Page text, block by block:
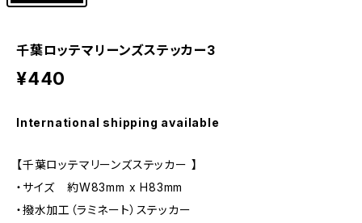
千葉ロッテマリーンズステッカー3
¥440
International shipping available
【千葉ロッテマリーンズステッカー 】
・サイズ 約W83mm x H83mm
・撥水加工（ラミネート）ステッカー